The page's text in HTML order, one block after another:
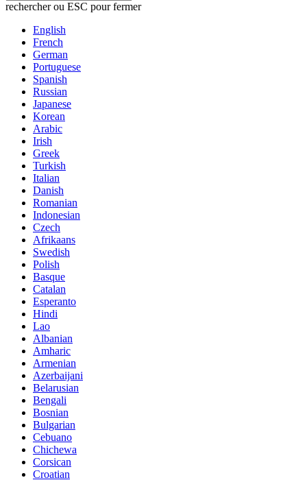
rechercher ou ESC pour fermer
English
French
German
Portuguese
Spanish
Russian
Japanese
Korean
Arabic
Irish
Greek
Turkish
Italian
Danish
Romanian
Indonesian
Czech
Afrikaans
Swedish
Polish
Basque
Catalan
Esperanto
Hindi
Lao
Albanian
Amharic
Armenian
Azerbaijani
Belarusian
Bengali
Bosnian
Bulgarian
Cebuano
Chichewa
Corsican
Croatian